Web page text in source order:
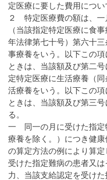
定医療に要した費用につい
２ 特定医療費の額は、一
（当該指定特定医療に食
年法律第七十号）第六十
事療養をいう。以下この
ときは、当該額及び第二
定特定医療に生活療養（
活療養をいう。以下この
ときは、当該額及び第三
る。
一 同一の月に受けた指定
療養を除く。）につき健
の算定方法の例により算
受けた指定難病の患者又
力、当該支給認定を受けた